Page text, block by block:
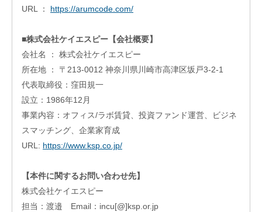
クー
アク
セラ
レー
ショ
ログ
ラム
そ
の
の
ン
オ
ン
URL ： https://arumcode.com/
■株式会社ケイエスピー【会社概要】
会社名 ： 株式会社ケイエスピー
所在地 ： 〒213-0012 神奈川県川崎市高津区坂戸3-2-1
代表取締役：窪田規一
設立：1986年12月
事業内容：オフィス/ラボ賃貸、投資ファンド運営、ビジネ
スマッチング、企業家育成
URL: https://www.ksp.co.jp/
【本件に関するお問い合わせ先】
株式会社ケイエスピー
担当：渡邉 Email：incu[@]ksp.or.jp